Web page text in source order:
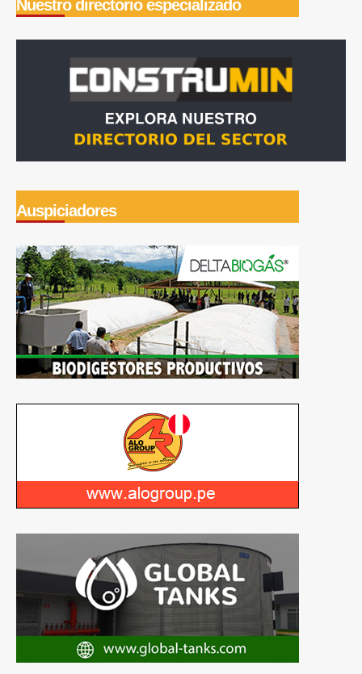
Nuestro directorio especializado
Auspiciadores